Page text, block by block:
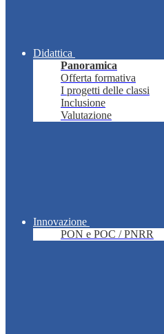
Didattica
Panoramica
Offerta formativa
I progetti delle classi
Inclusione
Valutazione
Innovazione
PON e POC / PNRR